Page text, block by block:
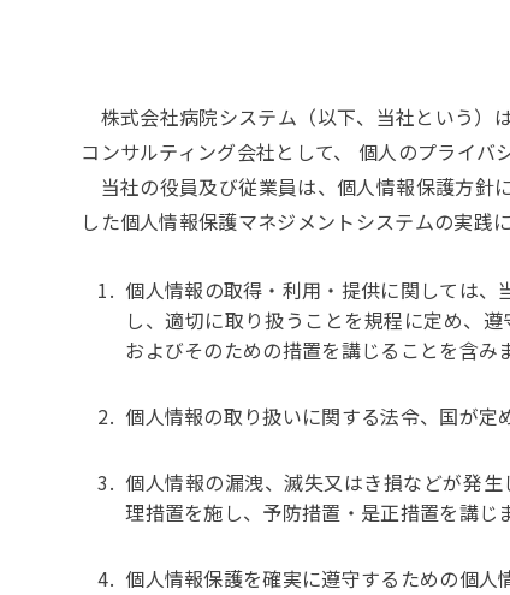
株式会社病院システム（以下、当社という）
コンサルティング会社として、 個人のプライバ
当社の役員及び従業員は、個人情報保護方針
した個人情報保護マネジメントシステムの実践
個人情報の取得・利用・提供に関しては
し、適切に取り扱うことを規程に定め、
およびそのための措置を講じることを含み
個人情報の取り扱いに関する法令、国が定
個人情報の漏洩、滅失又はき損などが発
理措置を施し、予防措置・是正措置を講じ
個人情報保護を確実に遵守するための個人